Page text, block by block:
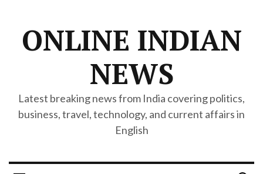
ONLINE INDIAN
NEWS
Latest breaking news from India covering politics,
business, travel, technology, and current affairs in
English